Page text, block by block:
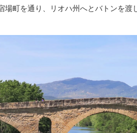
町を通り、リオハ州へとバトンを渡